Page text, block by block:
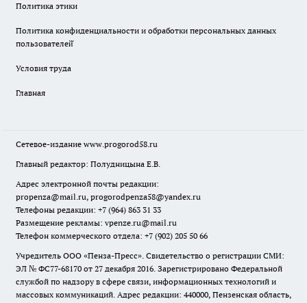
Политика этики
Политика конфиденциальности и обработки персональных данных
пользователей̆
Условия труда
Главная
Сетевое-издание www.progorod58.ru
Главный редактор: Полудницына Е.В.
Адрес электронной почты редакции:
propenza@mail.ru, progorodpenza58@yandex.ru
Телефоны редакции: +7 (964) 863 31 33
Размещение рекламы: vpenze.ru@mail.ru
Телефон коммерческого отдела: +7 (902) 205 50 66
Учредитель ООО «Пенза-Пресс». Свидетельство о регистрации СМИ:
ЭЛ № ФС77-68170 от 27 декабря 2016. Зарегистрировано Федеральной
службой по надзору в сфере связи, информационных технологий и
массовых коммуникаций. Адрес редакции: 440000, Пензенская область,